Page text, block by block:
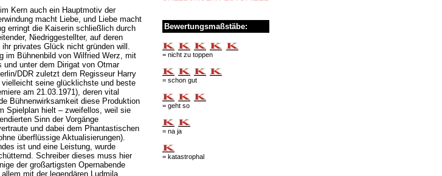
Kern auch ein Hauptmotiv der
macht Liebe, und Liebe macht
erringt die Kaiserin schließlich durch
Niedriggestellter, auf deren
privates Glück nicht gründen will.
im Bühnenbild von Wilfried Werz, mit
und unter dem Dirigat von Otmar
DDR zuletzt dem Regisseur Harry
seine glücklichste und beste
am 21.03.1971), deren vital
Bühnenwirksamkeit diese Produktion
Spielplan hielt – zweifellos, weil sie
Sinn der Vorgänge
und dabei dem Phantastischen
überflüssige Aktualisierungen).
ist und eine Leistung, wurde
Schreiber dieses muss hier
der großartigsten Opernabende
mit der legendären Ludmila
Bewertungsmaßstäbe:
= nicht zu toppen
= schon gut
= geht so
= na ja
= katastrophal